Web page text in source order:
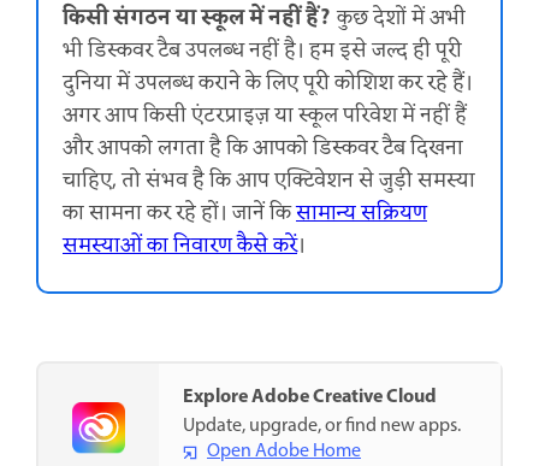
किसी संगठन या स्कूल में नहीं हैं?कुछ देशों में अभी
भी डिस्कवर टैब उपलब्ध नहीं है। हम इसे जल्द ही पूरी
दुनिया में उपलब्ध कराने के लिए पूरी कोशिश कर रहे हैं।
अगर आप किसी एंटरप्राइज़ या स्कूल परिवेश में नहीं हैं
और आपको लगता है कि आपको डिस्कवर टैब दिखना
चाहिए, तो संभव है कि आप एक्टिवेशन से जुड़ी समस्या
का सामना कर रहे हों। जानें किसामान्य सक्रियण
समस्याओं का निवारण कैसे करें।
Explore Adobe Creative Cloud
Update, upgrade, or find new apps.
Open Adobe Home